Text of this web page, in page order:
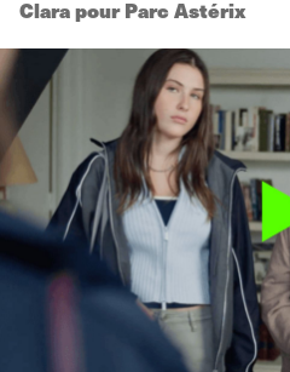
Clara pour Parc Astérix